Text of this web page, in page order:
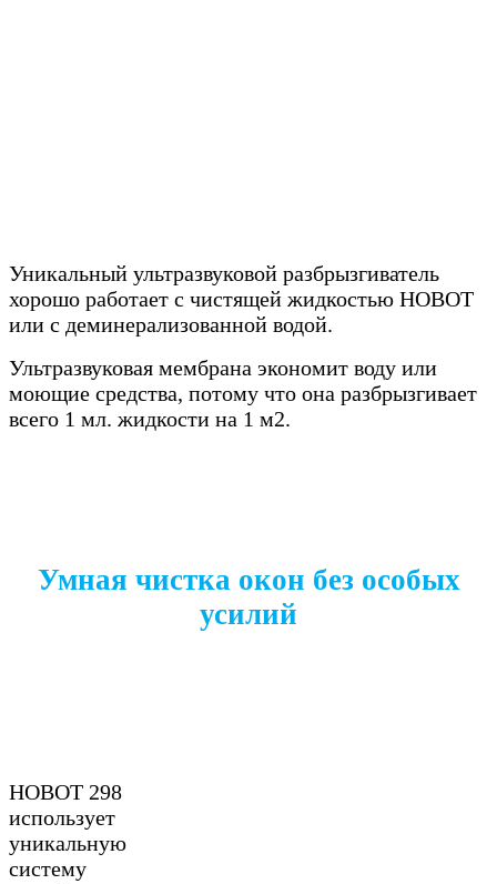
Уникальный ультразвуковой разбрызгиватель
хорошо работает с чистящей жидкостью HOBOT
или с деминерализованной водой.
Ультразвуковая мембрана экономит воду или
моющие средства, потому что она разбрызгивает
всего 1 мл. жидкости на 1 м2.
Умная чистка окон без особых
усилий
HOBOT 298
использует
уникальную
систему